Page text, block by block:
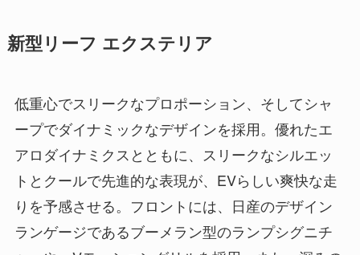
新型リーフ エクステリア
低重心でスリークなプロポーション、そしてシャ
ープでダイナミックなデザインを採用。優れたエ
アロダイナミクスとともに、スリークなシルエッ
トとクールで先進的な表現が、EVらしい爽快な走
りを予感させる。フロントには、日産のデザイン
ランゲージであるブーメラン型のランプシグニチ